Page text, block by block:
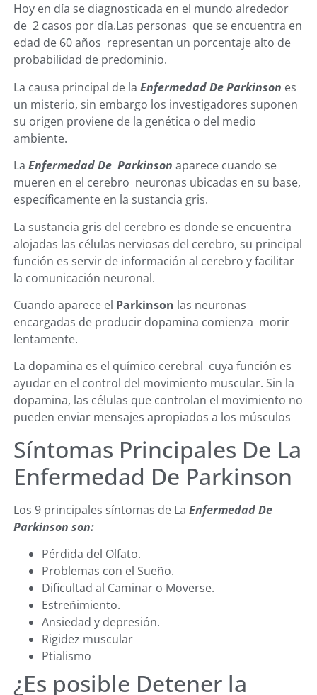
Hoy en día se diagnosticada en el mundo alrededor
de 2 casos por día.Las personas que se encuentra en
edad de 60 años representan un porcentaje alto de
probabilidad de predominio.
La causa principal de la Enfermedad De Parkinson es
un misterio, sin embargo los investigadores suponen
su origen proviene de la genética o del medio
ambiente.
La Enfermedad De Parkinson aparece cuando se
mueren en el cerebro neuronas ubicadas en su base,
específicamente en la sustancia gris.
La sustancia gris del cerebro es donde se encuentra
alojadas las células nerviosas del cerebro, su principal
función es servir de información al cerebro y facilitar
la comunicación neuronal.
Cuando aparece el Parkinson las neuronas
encargadas de producir dopamina comienza morir
lentamente.
La dopamina es el químico cerebral cuya función es
ayudar en el control del movimiento muscular. Sin la
dopamina, las células que controlan el movimiento no
pueden enviar mensajes apropiados a los músculos
Síntomas Principales De La
Enfermedad De Parkinson
Los 9 principales síntomas de La Enfermedad De
Parkinson son:
Pérdida del Olfato.
Problemas con el Sueño.
Dificultad al Caminar o Moverse.
Estreñimiento.
Ansiedad y depresión.
Rigidez muscular
Ptialismo
¿Es posible Detener la